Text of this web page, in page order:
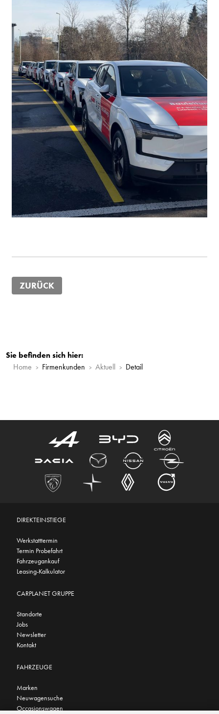
ZURÜCK
Sie befinden sich hier:
Home
Firmenkunden Aktuell Detail
DIREKTEINSTIEGE
Werkstatttermin
Termin Probefahrt
Fahrzeugankauf
Leasing-Kalkulator
CARPLANET GRUPPE
Standorte
Jobs
Newsletter
Kontakt
FAHRZEUGE
Marken
Neuwagensuche
Occasionswagen